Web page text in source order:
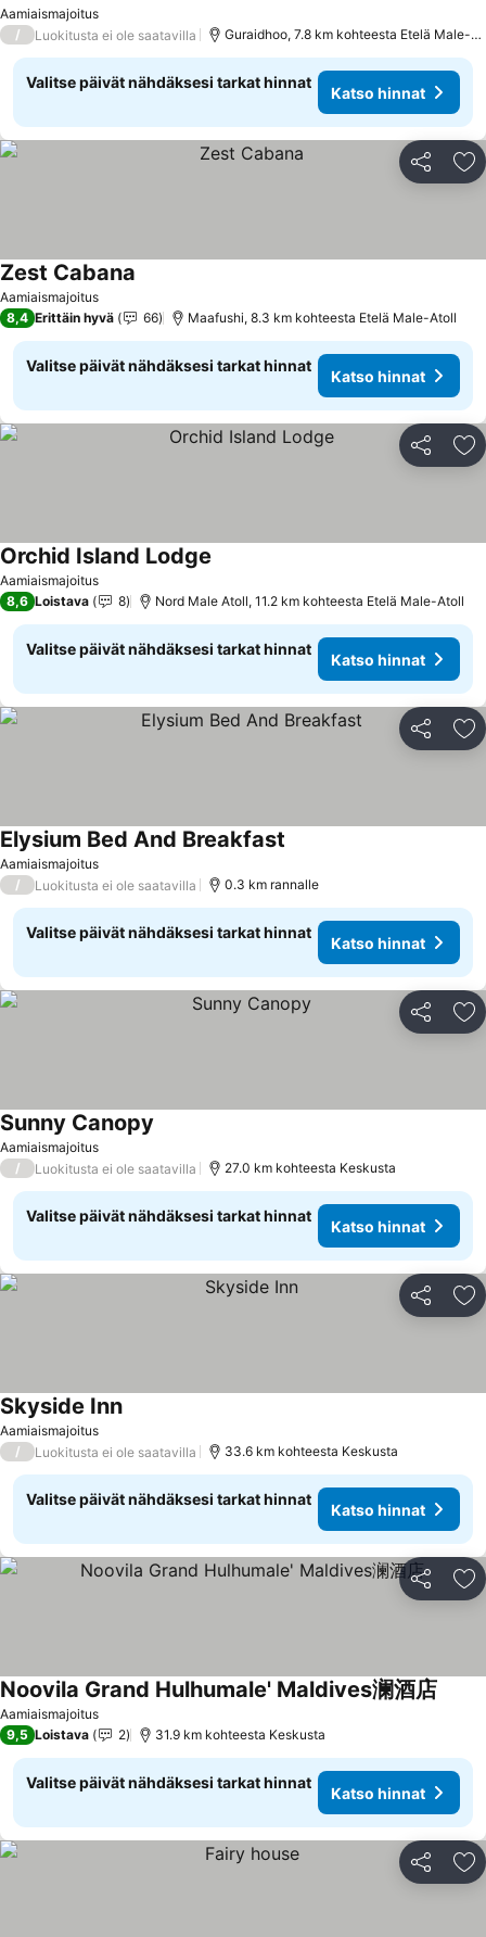
Aamiaismajoitus
/ Luokitusta ei ole saatavilla Guraidhoo, 7.8 km kohteesta Etelä Male-
Valitse päivät nähdäksesi tarkat hinnat
Katso hinnat
Jaa
Aamiaismajoitus
Zest Cabana
8,4 Erittäin hyvä 66 Maafushi, 8.3 km kohteesta Etelä Male-Atoll
Valitse päivät nähdäksesi tarkat hinnat
Katso hinnat
Jaa
Aamiaismajoitus
Orchid Island Lodge
8,6 Loistava 8 Nord Male Atoll, 11.2 km kohteesta Etelä Male-Atoll
Valitse päivät nähdäksesi tarkat hinnat
Katso hinnat
Jaa
Aamiaismajoitus
Elysium Bed And Breakfast
/ Luokitusta ei ole saatavilla 0.3 km rannalle
Valitse päivät nähdäksesi tarkat hinnat
Katso hinnat
Jaa
Aamiaismajoitus
Sunny Canopy
/ Luokitusta ei ole saatavilla 27.0 km kohteesta Keskusta
Valitse päivät nähdäksesi tarkat hinnat
Katso hinnat
Jaa
Aamiaismajoitus
Skyside InnKatso hinnat
/ Luokitusta ei ole saatavilla 33.6 km kohteesta Keskusta
Valitse päivät nähdäksesi tarkat hinnat
Katso hinnat
Jaa
Aamiaismajoitus
Noovila Grand Hulhumale' Maldives澜酒店
9,5 Loistava 2 31.9 km kohteesta Keskusta
Valitse päivät nähdäksesi tarkat hinnat
Katso hinnat
Jaa